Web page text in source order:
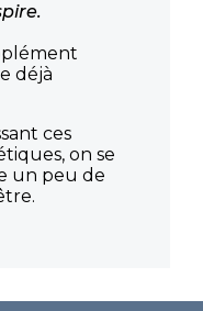
déjà
ces
on se
un peu de